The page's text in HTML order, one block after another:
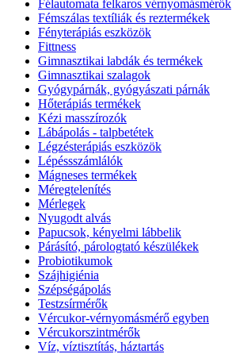
Félautomata felkaros vérnyomásmérők
Fémszálas textíliák és reztermékek
Fényterápiás eszközök
Fittness
Gimnasztikai labdák és termékek
Gimnasztikai szalagok
Gyógypárnák, gyógyászati párnák
Hőterápiás termékek
Kézi masszírozók
Lábápolás - talpbetétek
Légzésterápiás eszközök
Lépéssszámlálók
Mágneses termékek
Méregtelenítés
Mérlegek
Nyugodt alvás
Papucsok, kényelmi lábbelik
Párásító, párologtató készülékek
Probiotikumok
Szájhigiénia
Szépségápolás
Testzsírmérők
Vércukor-vérnyomásmérő egyben
Vércukorszintmérők
Víz, víztisztítás, háztartás